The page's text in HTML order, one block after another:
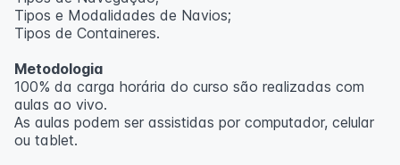
Outras informações
inscritos serão avisados ​​antecipadamente.
O IPETEC reserva-se o direito de não realizar o curso
caso não atinja o número mínimo de 20 inscritos.
Professora:
Tipos e Modalidades de Navios;
Tipos de Containeres.
Metodologia
100% da carga horária do curso são realizadas com
aulas ao vivo.
As aulas podem ser assistidas por computador, celular
ou tablet.